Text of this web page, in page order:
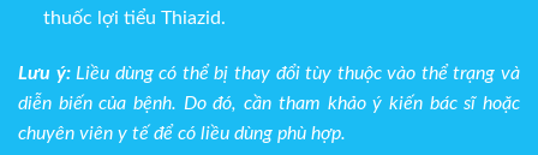
thuốc lợi tiểu Thiazid.
Lưu ý:Liều dùng có thể bị thay đổi tùy thuộc vào thể trạng và
diễn biến của bệnh. Do đó, cần tham khảo ý kiến bác sĩ hoặc
chuyên viên y tế để có liều dùng phù hợp.